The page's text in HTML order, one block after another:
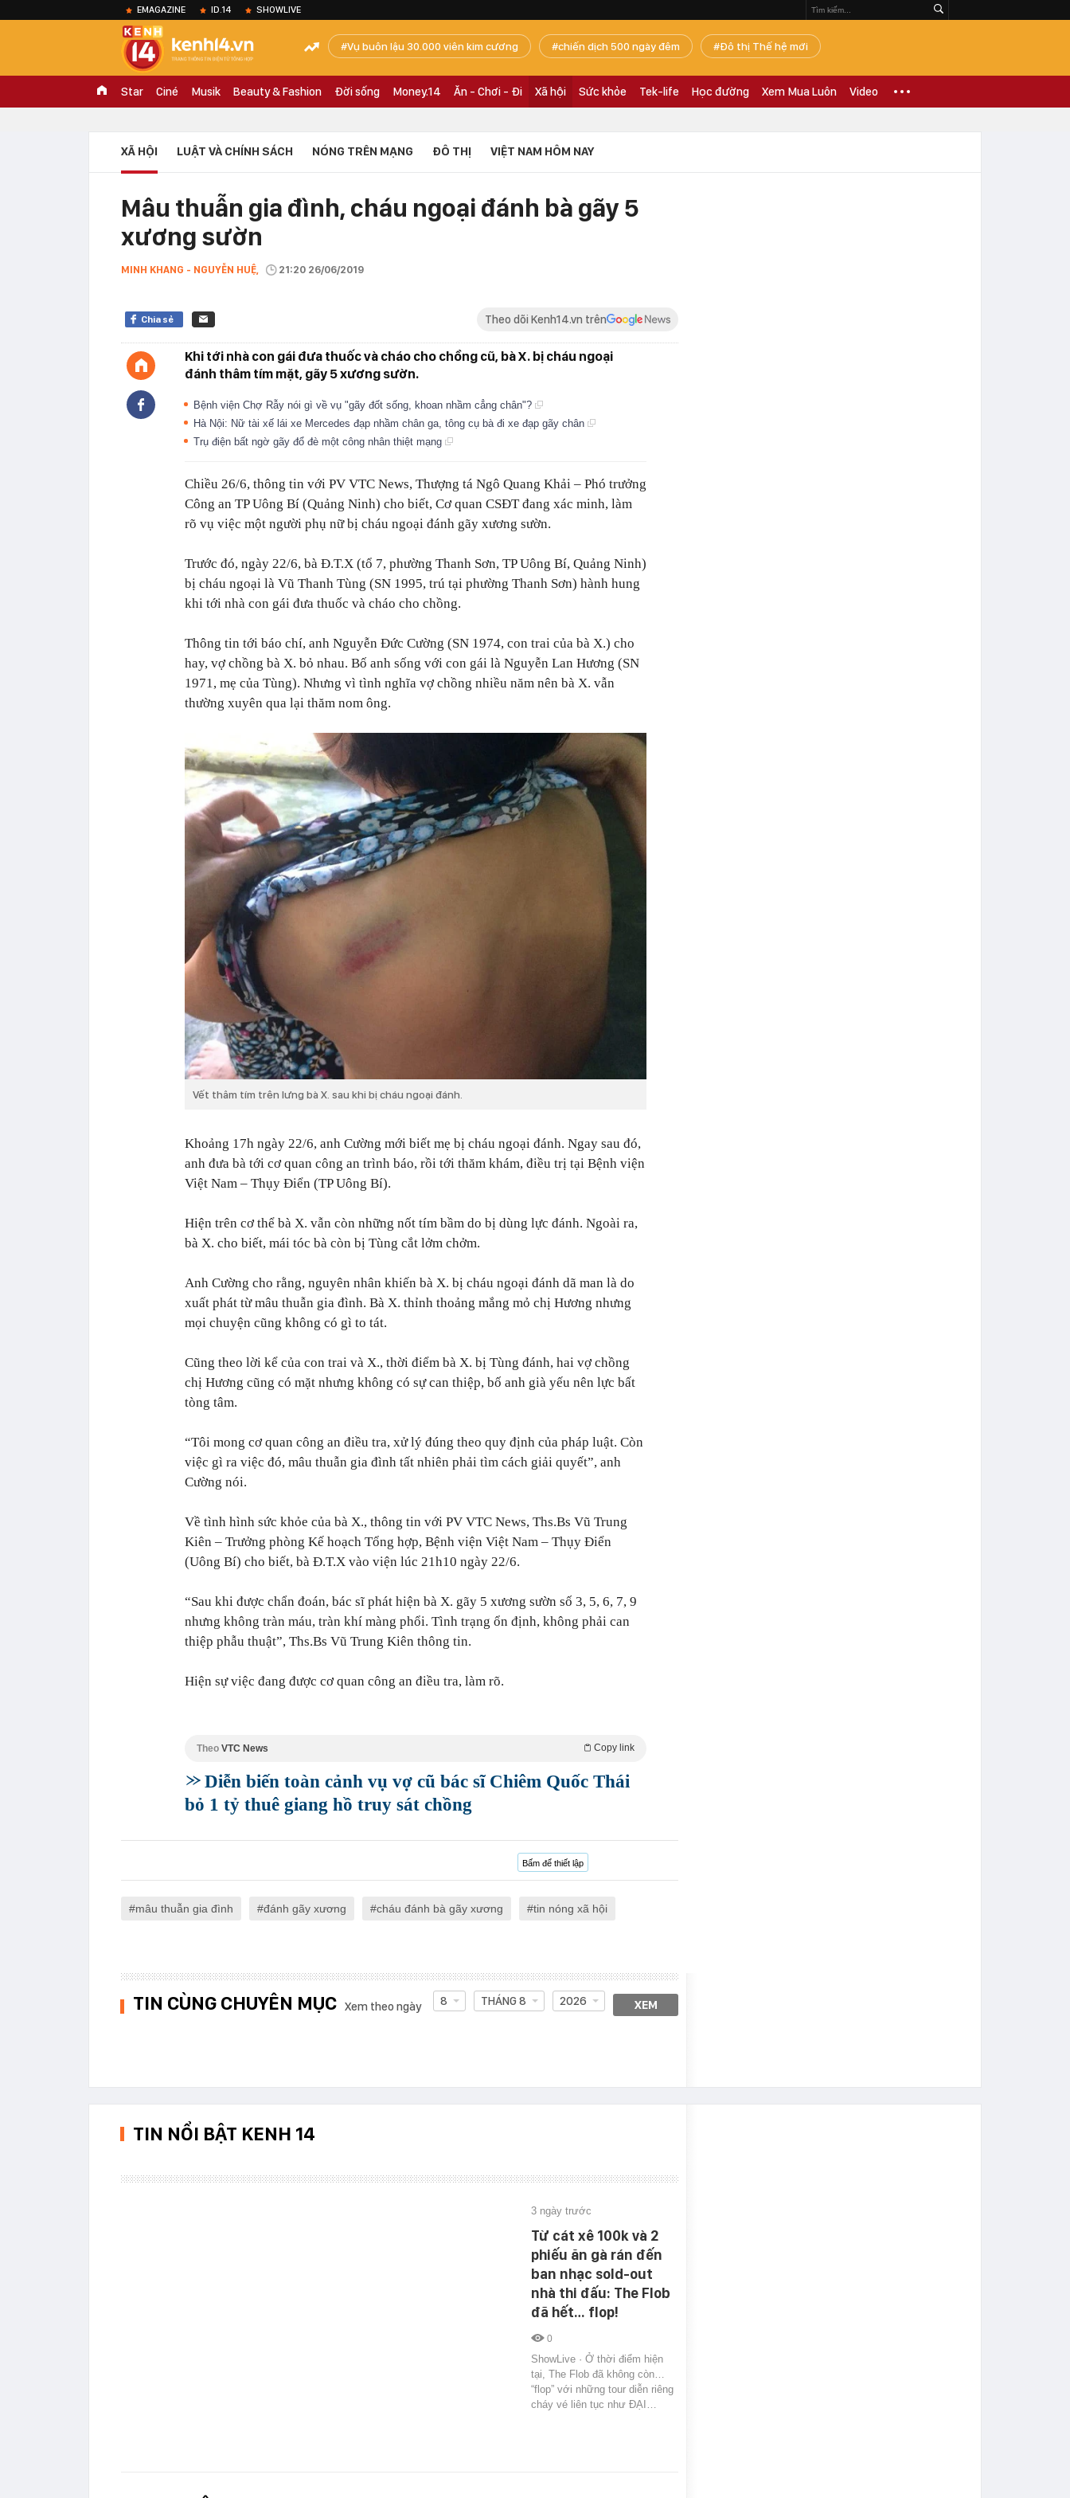
EMAGAZINE ID.14 SHOWLIVE
Vụ buôn lậu 30.000 viên kim cương chiến dịch 500 ngày đêm Đô thị Thế hệ mới
Star Ciné Musik Beauty & Fashion Đời sống Money.14 Ăn - Chơi - Đi Xã hội Sức khỏe Tek-life Học đường Xem Mua Luôn Video
XÃ HỘI LUẬT VÀ CHÍNH SÁCH NÓNG TRÊN MẠNG ĐÔ THỊ VIỆT NAM HÔM NAY
Mâu thuẫn gia đình, cháu ngoại đánh bà gãy 5
xương sườn
MINH KHANG - NGUYỄN HUỆ, 21:20 26/06/2019
Chia sẻ Theo dõi Kenh14.vn trên
Khi tới nhà con gái đưa thuốc và cháo cho chồng cũ, bà X. bị cháu ngoại
đánh thâm tím mặt, gãy 5 xương sườn.
Bệnh viện Chợ Rẫy nói gì về vụ "gãy đốt sống, khoan nhầm cẳng chân"?
Hà Nội: Nữ tài xế lái xe Mercedes đạp nhầm chân ga, tông cụ bà đi xe đạp gãy chân
Trụ điện bất ngờ gãy đổ đè một công nhân thiệt mạng
Chiều 26/6, thông tin với PV VTC News, Thượng tá Ngô Quang Khải – Phó trưởng
Công an TP Uông Bí (Quảng Ninh) cho biết, Cơ quan CSĐT đang xác minh, làm
rõ vụ việc một người phụ nữ bị cháu ngoại đánh gãy xương sườn.
Trước đó, ngày 22/6, bà Đ.T.X (tổ 7, phường Thanh Sơn, TP Uông Bí, Quảng Ninh)
bị cháu ngoại là Vũ Thanh Tùng (SN 1995, trú tại phường Thanh Sơn) hành hung
khi tới nhà con gái đưa thuốc và cháo cho chồng.
Thông tin tới báo chí, anh Nguyễn Đức Cường (SN 1974, con trai của bà X.) cho
hay, vợ chồng bà X. bỏ nhau. Bố anh sống với con gái là Nguyễn Lan Hương (SN
1971, mẹ của Tùng). Nhưng vì tình nghĩa vợ chồng nhiều năm nên bà X. vẫn
thường xuyên qua lại thăm nom ông.
Vết thâm tím trên lưng bà X. sau khi bị cháu ngoại đánh.
Khoảng 17h ngày 22/6, anh Cường mới biết mẹ bị cháu ngoại đánh. Ngay sau đó,
anh đưa bà tới cơ quan công an trình báo, rồi tới thăm khám, điều trị tại Bệnh viện
Việt Nam – Thụy Điển (TP Uông Bí).
Hiện trên cơ thể bà X. vẫn còn những nốt tím bầm do bị dùng lực đánh. Ngoài ra,
bà X. cho biết, mái tóc bà còn bị Tùng cắt lởm chởm.
Anh Cường cho rằng, nguyên nhân khiến bà X. bị cháu ngoại đánh dã man là do
xuất phát từ mâu thuẫn gia đình. Bà X. thỉnh thoảng mắng mỏ chị Hương nhưng
mọi chuyện cũng không có gì to tát.
Cũng theo lời kể của con trai và X., thời điểm bà X. bị Tùng đánh, hai vợ chồng
chị Hương cũng có mặt nhưng không có sự can thiệp, bố anh già yếu nên lực bất
tòng tâm.
“Tôi mong cơ quan công an điều tra, xử lý đúng theo quy định của pháp luật. Còn
việc gì ra việc đó, mâu thuẫn gia đình tất nhiên phải tìm cách giải quyết”, anh
Cường nói.
Về tình hình sức khỏe của bà X., thông tin với PV VTC News, Ths.Bs Vũ Trung
Kiên – Trưởng phòng Kế hoạch Tổng hợp, Bệnh viện Việt Nam – Thụy Điển
(Uông Bí) cho biết, bà Đ.T.X vào viện lúc 21h10 ngày 22/6.
“Sau khi được chẩn đoán, bác sĩ phát hiện bà X. gãy 5 xương sườn số 3, 5, 6, 7, 9
nhưng không tràn máu, tràn khí màng phổi. Tình trạng ổn định, không phải can
thiệp phẫu thuật”, Ths.Bs Vũ Trung Kiên thông tin.
Hiện sự việc đang được cơ quan công an điều tra, làm rõ.
Theo VTC News Copy link
Diễn biến toàn cảnh vụ vợ cũ bác sĩ Chiêm Quốc Thái
bỏ 1 tỷ thuê giang hồ truy sát chồng
Bấm để thiết lập
mâu thuẫn gia đình đánh gãy xương cháu đánh bà gãy xương tin nóng xã hội
TIN CÙNG CHUYÊN MỤC Xem theo ngày 8 THÁNG 8 2026 XEM
TIN NỔI BẬT KENH 14
3 ngày trước
Từ cát xê 100k và 2
phiếu ăn gà rán đến
ban nhạc sold-out
nhà thi đấu: The Flob
đã hết… flop!
0
ShowLive · Ở thời điểm hiện
tại, The Flob đã không còn…
“flop” với những tour diễn riêng
cháy vé liên tục như ĐẠI…